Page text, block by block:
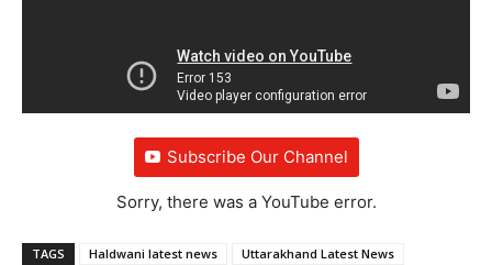
Subscribe Our Channel
Sorry, there was a YouTube error.
TAGS Haldwani latest news Uttarakhand Latest News